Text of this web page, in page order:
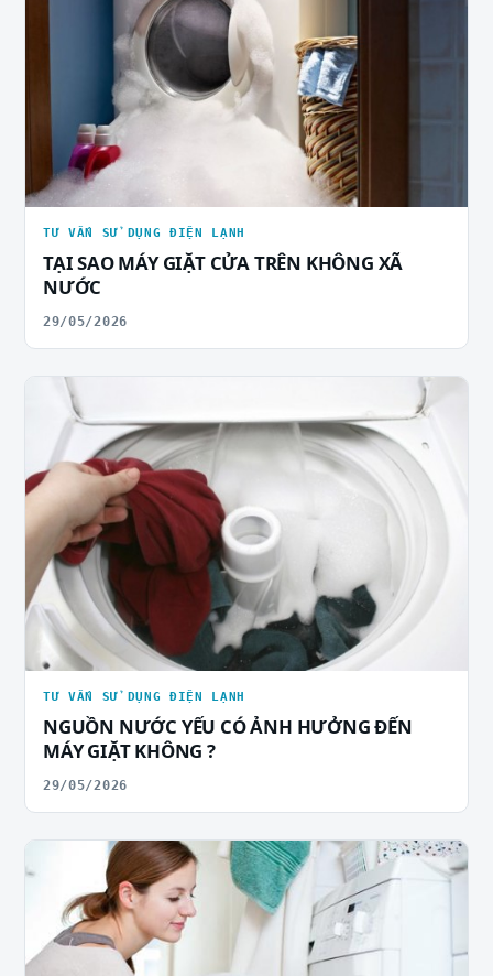
TƯ VẤN SỬ DỤNG ĐIỆN LẠNH
TẠI SAO MÁY GIẶT CỬA TRÊN KHÔNG XÃ
NƯỚC
29/05/2026
TƯ VẤN SỬ DỤNG ĐIỆN LẠNH
NGUỒN NƯỚC YẾU CÓ ẢNH HƯỞNG ĐẾN
MÁY GIẶT KHÔNG ?
29/05/2026